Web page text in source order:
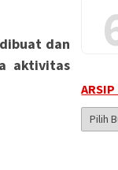
dan
aktivitas
Arsip
Berita